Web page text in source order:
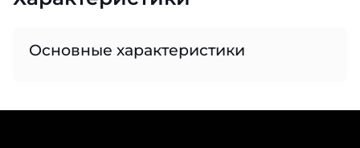
Основные характеристики